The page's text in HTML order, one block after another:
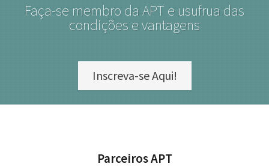
Faça-se membro da APT e usufrua das
condições e vantagens
Inscreva-se Aqui!
Parceiros APT